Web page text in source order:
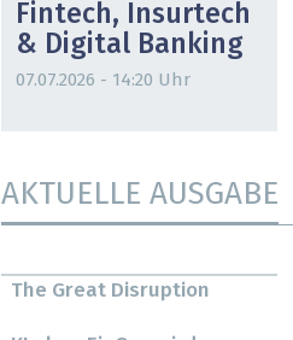
Fintech, Insurtech
& Digital Banking
07.07.2026 - 14:20 Uhr
AKTUELLE AUSGABE
The Great Disruption